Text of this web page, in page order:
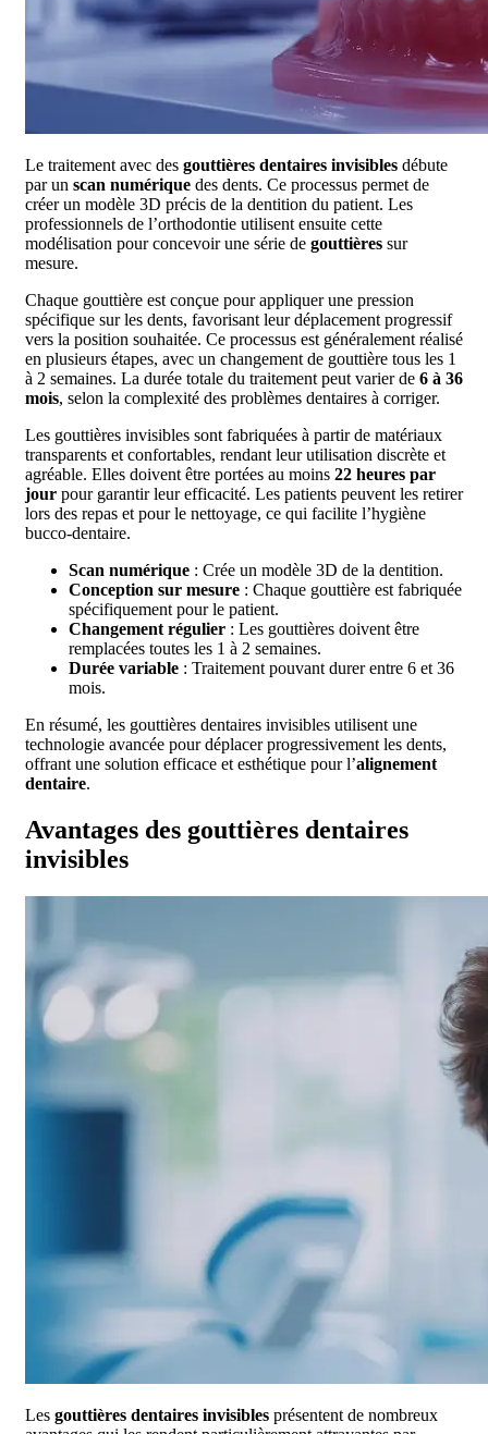
Le traitement avec des gouttières dentaires invisibles débute
par un scan numérique des dents. Ce processus permet de
créer un modèle 3D précis de la dentition du patient. Les
professionnels de l’orthodontie utilisent ensuite cette
modélisation pour concevoir une série de gouttières sur
mesure.
Chaque gouttière est conçue pour appliquer une pression
spécifique sur les dents, favorisant leur déplacement progressif
vers la position souhaitée. Ce processus est généralement réalisé
en plusieurs étapes, avec un changement de gouttière tous les 1
à 2 semaines. La durée totale du traitement peut varier de 6 à 36
mois, selon la complexité des problèmes dentaires à corriger.
Les gouttières invisibles sont fabriquées à partir de matériaux
transparents et confortables, rendant leur utilisation discrète et
agréable. Elles doivent être portées au moins 22 heures par
jour pour garantir leur efficacité. Les patients peuvent les retirer
lors des repas et pour le nettoyage, ce qui facilite l’hygiène
bucco-dentaire.
Scan numérique : Crée un modèle 3D de la dentition.
Conception sur mesure : Chaque gouttière est fabriquée
spécifiquement pour le patient.
Changement régulier : Les gouttières doivent être
remplacées toutes les 1 à 2 semaines.
Durée variable : Traitement pouvant durer entre 6 et 36
mois.
En résumé, les gouttières dentaires invisibles utilisent une
technologie avancée pour déplacer progressivement les dents,
offrant une solution efficace et esthétique pour l’alignement
dentaire.
Avantages des gouttières dentaires
invisibles
Les gouttières dentaires invisibles présentent de nombreux